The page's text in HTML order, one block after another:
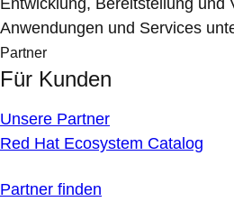
Entwicklung, Bereitstellung und
Anwendungen und Services
Partner
Für Kunden
Unsere Partner
Red Hat Ecosystem Catalog
Partner finden